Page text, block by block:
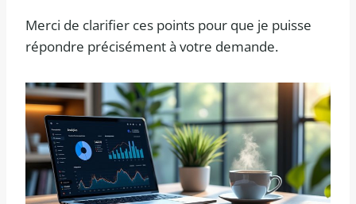
Merci de clarifier ces points pour que je puisse
répondre précisément à votre demande.